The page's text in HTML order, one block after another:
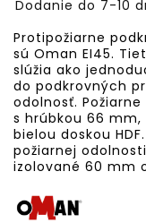
Dodanie do 7-10
Protipožiarne
sú Oman EI45.
slúžia ako
do podkrovných
odolnosť.
s hrúbkou 66
bielou doskou
požiarnej
izolované 60 mm